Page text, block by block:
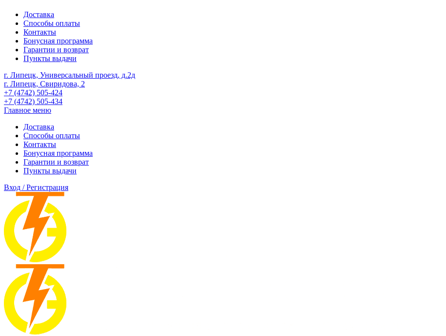
Доставка
Способы оплаты
Контакты
Бонусная программа
Гарантии и возврат
Пункты выдачи
г. Липецк, Универсальный проезд, д.2д
г. Липецк, Свиридова, 2
+7 (4742) 505-424
+7 (4742) 505-434
Главное меню
Доставка
Способы оплаты
Контакты
Бонусная программа
Гарантии и возврат
Пункты выдачи
Вход / Регистрация